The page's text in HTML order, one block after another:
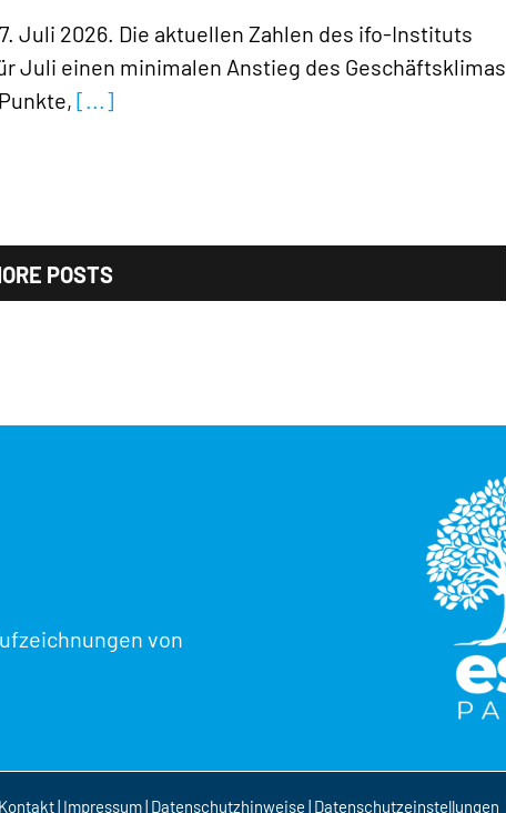
Juli 2026. Die aktuellen Zahlen des ifo-Instituts
Juli einen minimalen Anstieg des Geschäftsklimas
[...]
POSTS
von
Kontakt| Impressum| Datenschutzhinweise | Datenschutzeinstellungen